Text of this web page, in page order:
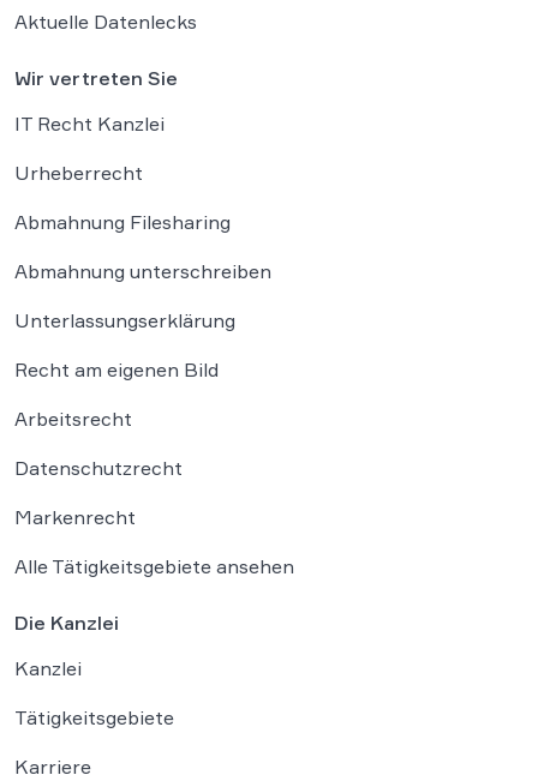
Aktuelle Datenlecks
Wir vertreten Sie
IT Recht Kanzlei
Urheberrecht
Abmahnung Filesharing
Abmahnung unterschreiben
Unterlassungserklärung
Recht am eigenen Bild
Arbeitsrecht
Datenschutzrecht
Markenrecht
Alle Tätigkeitsgebiete ansehen
Die Kanzlei
Kanzlei
Tätigkeitsgebiete
Karriere